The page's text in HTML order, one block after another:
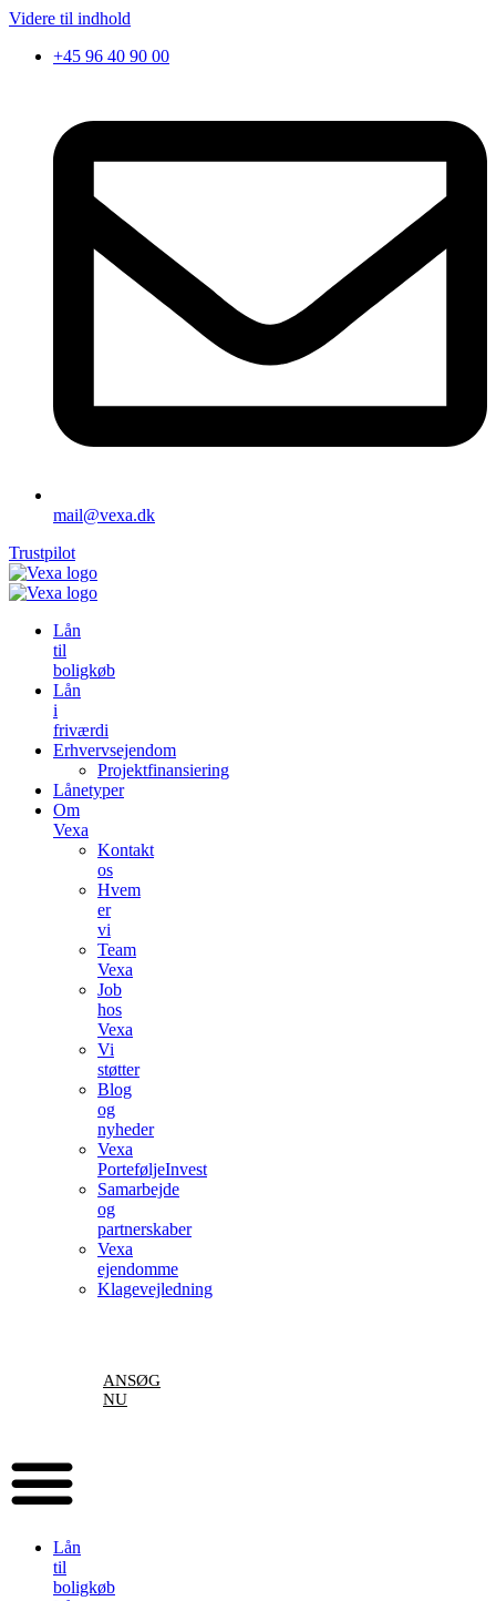
Videre til indhold
+45 96 40 90 00
mail@vexa.dk
Trustpilot
Lån
til
boligkøb
Lån
i
friværdi
Erhvervsejendom
Projektfinansiering
Lånetyper
Om
Vexa
Kontakt
os
Hvem
er
vi
Team
Vexa
Job
hos
Vexa
Vi
støtter
Blog
og
nyheder
Vexa
PorteføljeInvest
Samarbejde
og
partnerskaber
Vexa
ejendomme
Klagevejledning
ANSØG
NU
Lån
til
boligkøb